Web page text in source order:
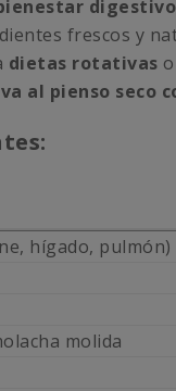
frescos y
dietas rotativas
al pienso seco
hígado, pulmón)
molida